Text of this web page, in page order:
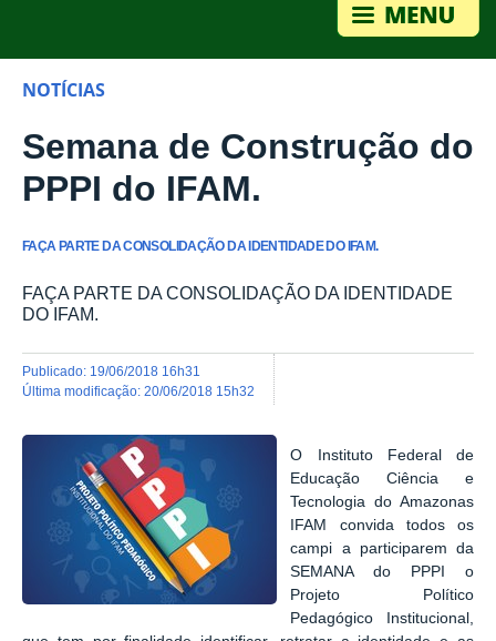
NOTÍCIAS
Semana de Construção do
PPPI do IFAM.
FAÇA PARTE DA CONSOLIDAÇÃO DA IDENTIDADE DO IFAM.
FAÇA PARTE DA CONSOLIDAÇÃO DA IDENTIDADE
DO IFAM.
publicado: 19/06/2018 16h31
última modificação: 20/06/2018 15h32
O Instituto Federal de
Educação Ciência e
Tecnologia do Amazonas
IFAM convida todos os
campi a participarem da
SEMANA do PPPI o
Projeto Político
Pedagógico Institucional,